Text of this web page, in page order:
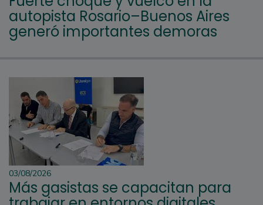
autopista Rosario–Buenos Aires
generó importantes demoras
03/08/2026
Más gasistas se capacitan para